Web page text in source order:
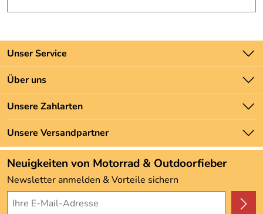
Unser Service
Kontakt
Batteriegesetz
Newsletter
Zahlung und Versand
Über uns
Unsere Bestseller
Marken
Neu
Angebote
Kundenbewertungen (3.492)
4,9/5*****
Unsere Zahlarten
Unsere Versandpartner
Neuigkeiten von Motorrad & Outdoorfieber
Newsletter anmelden & Vorteile sichern